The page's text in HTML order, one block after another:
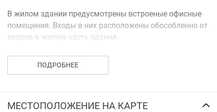
В жилом здании предусмотрены встроеные офисные
помещения. Входы в них расположены обособленно от
входов в жилую часть здания.
На придомовой территории разместятся площадки
занятий физкультурой, детских игр, досуга взрослых, а
формами и элементами благоустройства. На
ПОДРОБНЕЕ
МЕСТОПОЛОЖЕНИЕ НА КАРТЕ